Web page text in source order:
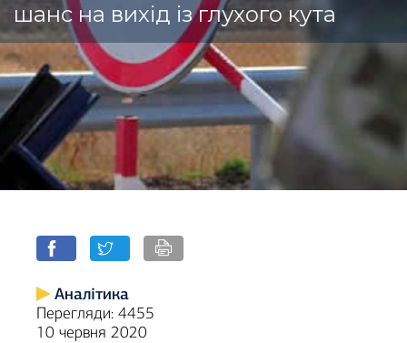
шанс на вихід із глухого кута
Аналітика
Перегляди: 4455
10 червня 2020